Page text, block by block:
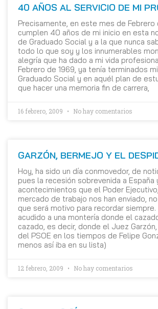
40 AÑOS AL SERVICIO DE MI
Precisamente, en este mes de
cumplen 40 años de mi inicio en esta
de Graduado Social y a la que nunca
todo lo que soy y los innumerables
alegría que ha dado a mi vida
Febrero de 1969, ya tenía terminados
Graduado Social y en aquél plan de
que hacer una memoria fin de carrera,
16 febrero, 2009 No hay comentarios
GARZÓN, BERMEJO Y EL
Hoy, ha sido un día conmovedor, de
pues la recesión sobrevenida a España
acontecimientos que el Poder
mercado de trabajo nos han enviado,
que será motivo para recordar siempre.
acudido a una montería donde el
cazado, es decir, donde el Juez
del PSOE en los tiempos de Felipe
menos así iba en su lista)
12 febrero, 2009 No hay comentarios